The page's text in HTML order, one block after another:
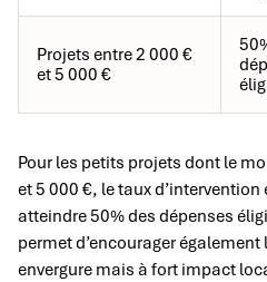
Projets entre 2 000 €
et 5 000 €
Pour les petits projets dont le
et 5 000 €, le taux
atteindre 50% des dépenses
permet d’encourager
envergure mais à fort impact